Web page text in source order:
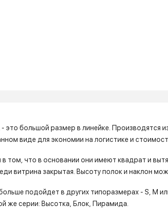
это большой размер в линейке. Производятся
виде для экономии на логистике и
том, что в основании они имеют квадрат и
витрина закрытая. Высоту полок и наклон
подойдет в других типоразмерах - S, М
же серии: Высотка, Блок, Пирамида.